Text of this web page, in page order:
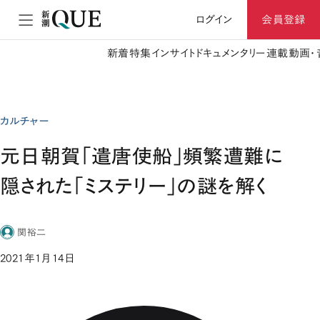
ログイン 会員登録
新着特集 インサイト ドキュメンタリー 連載動画
カルチャー
元日朝賀「遣唐使船」頻繁遭難に
隠された「ミステリー」の謎を解く
関裕二
2021年1月14日